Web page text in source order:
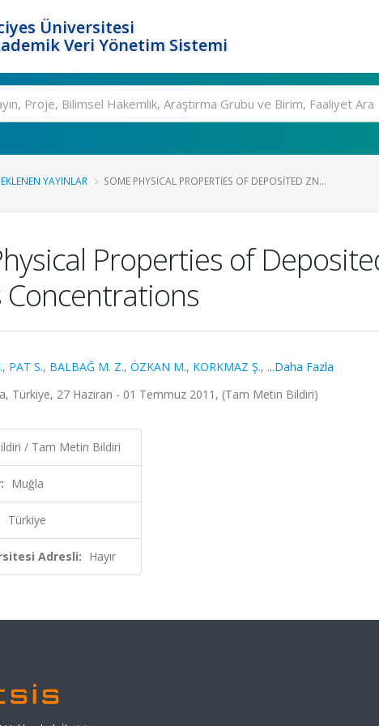
Üniversitesi
Veri Yönetim Sistemi
YAYINLAR SOME PHYSICAL PROPERTIES OF DEPOSITED ZN...
Properties of
Concentrations
, PAT S., BALBAĞ M. Z., ÖZKAN M., KORKMAZ Ş., ...Daha Fazla
Türkiye, 27 Haziran - 01 Temmuz 2011, (Tam Metin Bildiri)
/ Tam Metin Bildiri
Muğla
Türkiye
Adresli: Hayır